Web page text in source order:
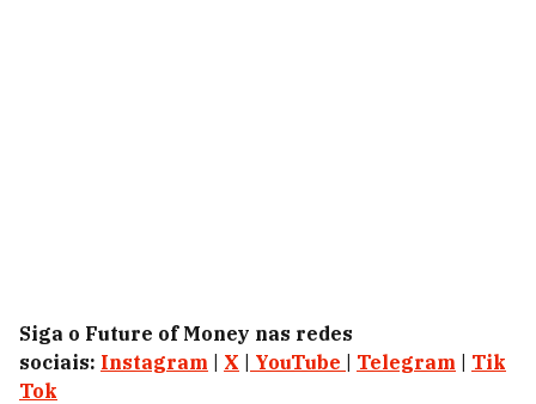
Siga o Future of Money nas redes
sociais: Instagram X YouTube Telegram
Tik
Tok